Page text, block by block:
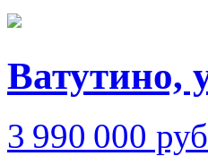
Ватутино,
3 990 000